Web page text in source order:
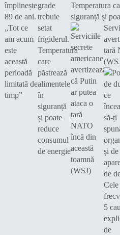
Temperatura
siguranță și
țară